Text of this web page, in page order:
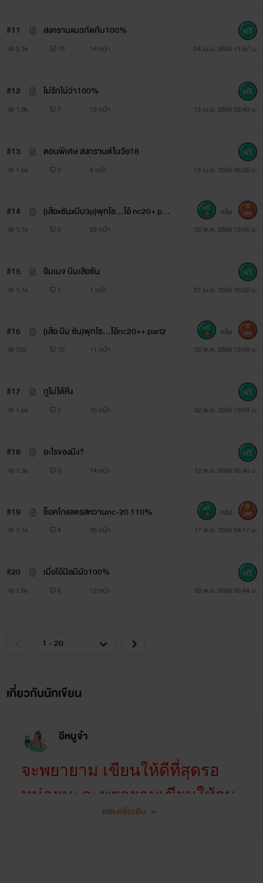
➖➖➖➖➖➖➖➖➖➖➖➖
ขุนไม่รู้ว่ารักณิชารึเปล่ารู้แต่เพียงว่าเธอห้ามปฏิเสธเขา
เขารักณิชารักจนยอมละทิ้งทุกอย่าง
เพราะดำไปหน่อย่ใช่ไหมเธอจึงได้เห็นชั้นต้อยต่ำ ถึงดำก็ดำสะอาด
ไม่เลอะเชอะอีกหน่อยเถอะเธอจะชอบของดำ♬♪♬♮♪♭♫
"😏กูคงชอบของดำเข้าให้แล้ว" ขุน
➖➖➖➖➖➖➖➖➖➖➖➖➖➖➖
อย่าเข้าใจผิดล่ะนายเอกท้องไม่ได้นะ
เครื่องมือ & อุปกรณ์ ในการซ่อมรัก
ชิน ชินกฤต วัย 5 ขวบ เด็กแก่แดดชอบสาวสวยอกตู้ม
"พ่อไม่รักแด๊ดเหรอครับ ไหนบอกว่าเป็นครอบครัวเดียวกัน
"ไปเที่ยวกับพี่ไหมจ๊ะน้องสาว"
ความคิด การกระทำ ก็เป็นผู้ชายจริงๆ ไม่ได้สวยน่ารักบอบบาง
ไม่มีอะไรโดดเด่น ไม่มีความน่าทะนุถนอม เรียกได้ว่าบ้านๆเลยก็
#11 สงครามแมวกัดกับ100%
2.1k 10 14 หน้า 04 เม.ย. 2560 11:57 น.
#12 ไม่รักไม่ว่า100%
1.9k 7 12 หน้า 13 เม.ย. 2560 03:43 น.
#13 ตอนพิเศษ สงกรานต์ในวัย18
1.5k 2 8 หน้า 13 เม.ย. 2560 06:25 น.
#14
(เสือxซันxบีม3p)พุทโธ...โอ้ nc20+ past
1.1k 6 22 หน้า 02 พ.ค. 2560 13:55 น.
หรือ 300
#15 อิมเมจ บีมเสือซัน
1.1k 1 1 หน้า 27 เม.ย. 2560 16:22 น.
#16 (เสือ บีม ซัน)พุทโธ...โอ้nc20++ part2
702 10 11 หน้า 02 พ.ค. 2560 13:58 น.
หรือ 300
#17 กูไม่ได้หึง
1.5k 7 16 หน้า 02 พ.ค. 2560 19:04 น.
#18 อะไรของมึง?
1.3k 3 14 หน้า 12 พ.ค. 2560 05:40 น.
#19 ช็อคโกแลตรสหวานnc-20 110%
1.1k 4 26 หน้า 17 พ.ค. 2560 04:17 น.
หรือ 300
#20 เมื่อไอ้นิลมีผัว100%
1.5k 5 12 หน้า 30 พ.ค. 2560 06:44 น.
เกี่ยวกับนักเขียน
อีหนูจ๋า
จะพยายาม เขียนให้ดีที่สุดรอ
หน่อยนะจะพยายามเขียนให้จบ
แสดงเพิ่มเติม